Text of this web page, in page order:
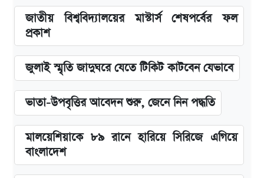
জাতীয় বিশ্ববিদ্যালয়ের মাস্টার্স শেষপর্বের ফল
প্রকাশ
জুলাই স্মৃতি জাদুঘরে যেতে টিকিট কাটবেন যেভাবে
ভাতা-উপবৃত্তির আবেদন শুরু, জেনে নিন পদ্ধতি
মালয়েশিয়াকে ৮৯ রানে হারিয়ে সিরিজে এগিয়ে
বাংলাদেশ